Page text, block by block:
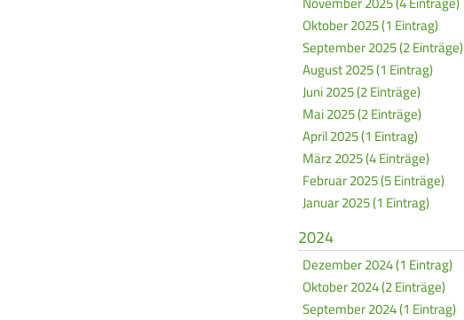
Oktober 2025 (1 Eintrag)
September 2025 (2 Einträge)
August 2025 (1 Eintrag)
Juni 2025 (2 Einträge)
Mai 2025 (2 Einträge)
April 2025 (1 Eintrag)
März 2025 (4 Einträge)
Februar 2025 (5 Einträge)
Januar 2025 (1 Eintrag)
2024
Dezember 2024 (1 Eintrag)
Oktober 2024 (2 Einträge)
September 2024 (1 Eintrag)